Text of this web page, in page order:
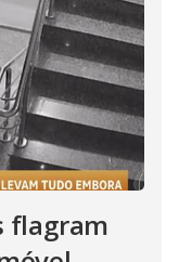
flagram